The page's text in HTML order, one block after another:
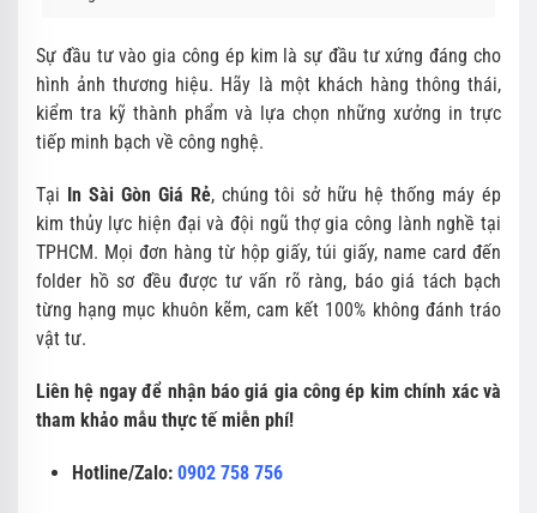
Sự đầu tư vào gia công ép kim là sự đầu tư xứng đáng cho
hình ảnh thương hiệu. Hãy là một khách hàng thông thái,
kiểm tra kỹ thành phẩm và lựa chọn những xưởng in trực
tiếp minh bạch về công nghệ.
Tại In Sài Gòn Giá Rẻ, chúng tôi sở hữu hệ thống máy ép
kim thủy lực hiện đại và đội ngũ thợ gia công lành nghề tại
TPHCM. Mọi đơn hàng từ hộp giấy, túi giấy, name card đến
folder hồ sơ đều được tư vấn rõ ràng, báo giá tách bạch
từng hạng mục khuôn kẽm, cam kết 100% không đánh tráo
vật tư.
Liên hệ ngay để nhận báo giá gia công ép kim chính xác và
tham khảo mẫu thực tế miễn phí!
Hotline/Zalo: 0902 758 756